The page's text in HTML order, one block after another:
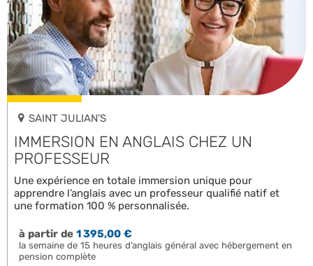
SAINT JULIAN’S
IMMERSION EN ANGLAIS CHEZ UN
PROFESSEUR
Une expérience en totale immersion unique pour
apprendre l’anglais avec un professeur qualifié natif et
une formation 100 % personnalisée.
à partir de1 395,00 €
la semaine de 15 heures d’anglais général avec hébergement en
pension complète